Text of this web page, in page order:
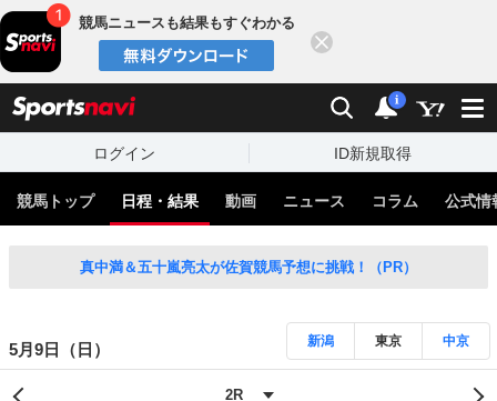
競馬ニュースも結果もすぐわかる
検索 通知
i
ログイン ID新規取得
競馬トップ 日程・結果 動画 ニュース コラム 公式情
真中満＆五十嵐亮太が佐賀競馬予想に挑戦！（PR）
5月9日（日） 新潟 東京 中京